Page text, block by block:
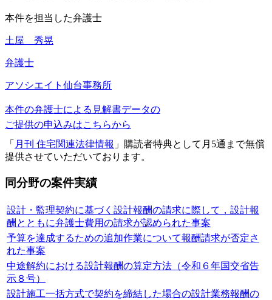
本件を担当した弁護士
土屋 秀晃
弁護士
アソシエイト 仙台事務所
本件の弁護士による見解書データの
ご提供の申込みはこちらから
「 月刊 住宅関連法律情報 」購読者特典として月5通まで無償
提供させていただいております。
同分野の案件実績
設計・監理契約に基づく設計報酬の請求に際して，設計報
酬とともに弁護士費用の請求が認められた事案
予算を達成するための追加作業について報酬請求が否定さ
れた事案
中途解約における設計報酬の算定方法（令和６年国交省告
示８号）
設計施工一括方式で契約を締結した場合の設計業務報酬の